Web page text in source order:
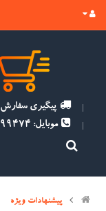
پیگیری سفارش
موبایل: 09112399474
پیشنهادات ویژه